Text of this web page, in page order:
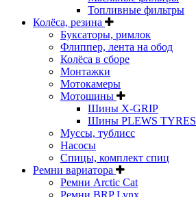
Топливные фильтры
Колёса, резина
Буксаторы, римлок
Флиппер, лента на обод
Колёса в сборе
Монтажки
Мотокамеры
Мотошины
Шины X-GRIP
Шины PLEWS TYRES
Муссы, тублисс
Насосы
Спицы, комплект спиц
Ремни вариатора
Ремни Arctic Cat
Ремни BRP Lynx